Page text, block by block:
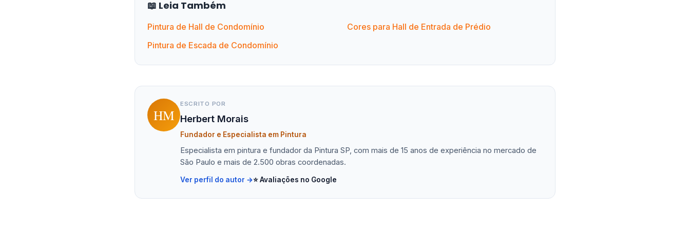
📖 Leia Também
Pintura de Hall de Condomínio
Cores para Hall de Entrada de Prédio
Pintura de Escada de Condomínio
HM
ESCRITO POR
Herbert Morais
Fundador e Especialista em Pintura
Especialista em pintura e fundador da Pintura SP, com mais de 15 anos de experiência no mercado de
São Paulo e mais de 2.500 obras coordenadas.
Ver perfil do autor →⭐ Avaliações no Google